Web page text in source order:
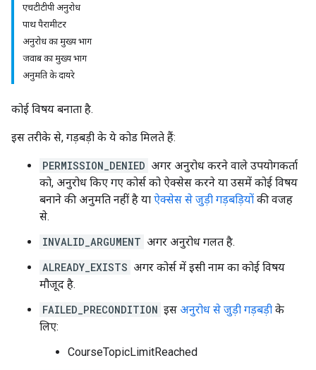
एचटीटीपी अनुरोध
पाथ पैरामीटर
अनुरोध का मुख्य भाग
जवाब का मुख्य भाग
अनुमति के दायरे
कोई विषय बनाता है.
इस तरीके से, गड़बड़ी के ये कोड मिलते हैं:
PERMISSION_DENIED अगर अनुरोध करने वाले उपयोगकर्ता
को, अनुरोध किए गए कोर्स को ऐक्सेस करने या उसमें कोई विषय
बनाने की अनुमति नहीं है या ऐक्सेस से जुड़ी गड़बड़ियों की वजह
से.
INVALID_ARGUMENT अगर अनुरोध गलत है.
ALREADY_EXISTS अगर कोर्स में इसी नाम का कोई विषय
मौजूद है.
FAILED_PRECONDITION इस अनुरोध से जुड़ी गड़बड़ी के
लिए:
CourseTopicLimitReached